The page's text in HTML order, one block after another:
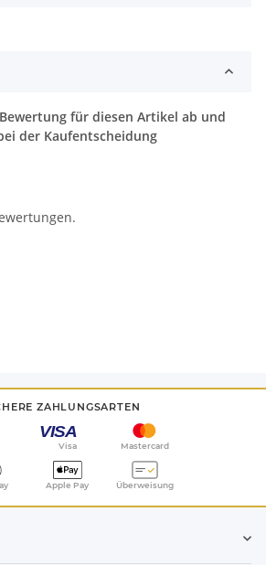
für diesen Artikel ab und
der Kaufentscheidung
ZAHLUNGSARTEN
Visa Mastercard
Apple Pay Überweisung